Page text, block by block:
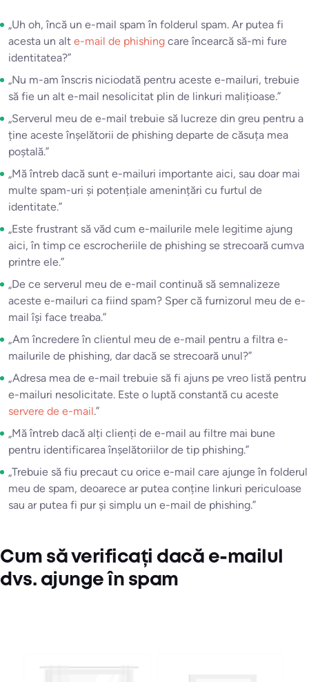
„Uh oh, încă un e-mail spam în folderul spam. Ar putea fi
acesta un alt e-mail de phishing care încearcă să-mi fure
identitatea?”
„Nu m-am înscris niciodată pentru aceste e-mailuri, trebuie
să fie un alt e-mail nesolicitat plin de linkuri malițioase.”
„Serverul meu de e-mail trebuie să lucreze din greu pentru a
ține aceste înșelătorii de phishing departe de căsuța mea
poștală.”
„Mă întreb dacă sunt e-mailuri importante aici, sau doar mai
multe spam-uri și potențiale amenințări cu furtul de
identitate.”
„Este frustrant să văd cum e-mailurile mele legitime ajung
aici, în timp ce escrocheriile de phishing se strecoară cumva
printre ele.”
„De ce serverul meu de e-mail continuă să semnalizeze
aceste e-mailuri ca fiind spam? Sper că furnizorul meu de e-
mail își face treaba.”
„Am încredere în clientul meu de e-mail pentru a filtra e-
mailurile de phishing, dar dacă se strecoară unul?”
„Adresa mea de e-mail trebuie să fi ajuns pe vreo listă pentru
e-mailuri nesolicitate. Este o luptă constantă cu aceste
servere de e-mail.”
„Mă întreb dacă alți clienți de e-mail au filtre mai bune
pentru identificarea înșelătoriilor de tip phishing.”
„Trebuie să fiu precaut cu orice e-mail care ajunge în folderul
meu de spam, deoarece ar putea conține linkuri periculoase
sau ar putea fi pur și simplu un e-mail de phishing.”
Cum să verificați dacă e-mailul
dvs. ajunge în spam